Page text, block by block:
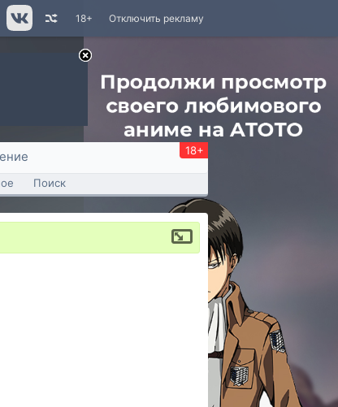
Отключить рекламу
18+
18+
Поиск